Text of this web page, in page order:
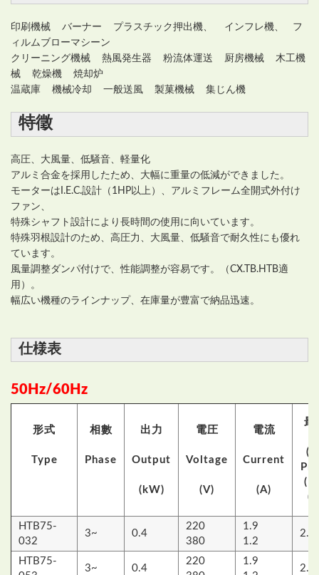
印刷機械 バーナー プラスチック押出機、 インフレ機、 フ
ィルムブローマシーン
クリーニング機械 熱風発生器 粉流体運送 厨房機械 木工機
械 乾燥機 焼却炉
温蔵庫 機械冷却 一般送風 製菓機械 集じん機
特徵
高圧、大風量、低騒音、軽量化
アルミ合金を採用したため、大幅に重量の低減ができました。
モーターはI.E.C.設計（1HP以上）、アルミフレーム全開式外付け
ファン、
特殊シャフト設計により長時間の使用に向いています。
特殊羽根設計のため、高圧力、大風量、低騒音で耐久性にも優れ
ています。
風量調整ダンパ付けで、性能調整が容易です。（CX.TB.HTB適
用）。
幅広い機種のラインナップ、在庫量が豊富で納品迅速。
仕様表
50Hz/60Hz
形式
Type
相數
Phase
出力
Output
(kW)
電圧
Voltage
(V)
電流
Current
(A)
最
(
HTB75-
032
3~ 0.4
220
380
1.9
1.2
HTB75-
3~ 0.4
220
1.9